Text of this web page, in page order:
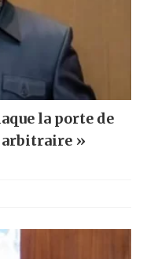
la porte de
arbitraire »